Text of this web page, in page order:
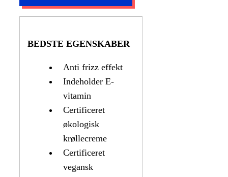
BEDSTE EGENSKABER
Anti frizz effekt
Indeholder E-
vitamin
Certificeret
økologisk
krøllecreme
Certificeret
vegansk